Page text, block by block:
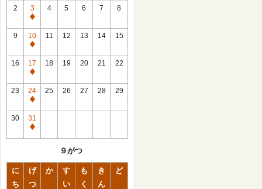
2
3
休
館
日
4 5 6 7 8
9
10
休
館
日
11 12 13 14 15
16
17
休
館
日
18 19 20 21 22
23
24
休
館
日
25 26 27 28 29
30
31
休
９がつ
に
ち
げ
つ
か
す
い
も
く
き
ん
ど